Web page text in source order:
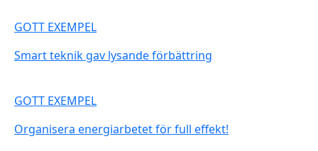
GOTT EXEMPEL
Smart teknik gav lysande förbättring
GOTT EXEMPEL
Organisera energiarbetet för full effekt!